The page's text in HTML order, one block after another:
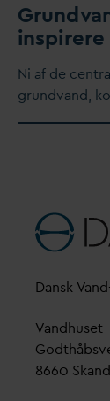
Grundv
​Ni af de
grundvand,
Dansk V
Vandhuset
8660